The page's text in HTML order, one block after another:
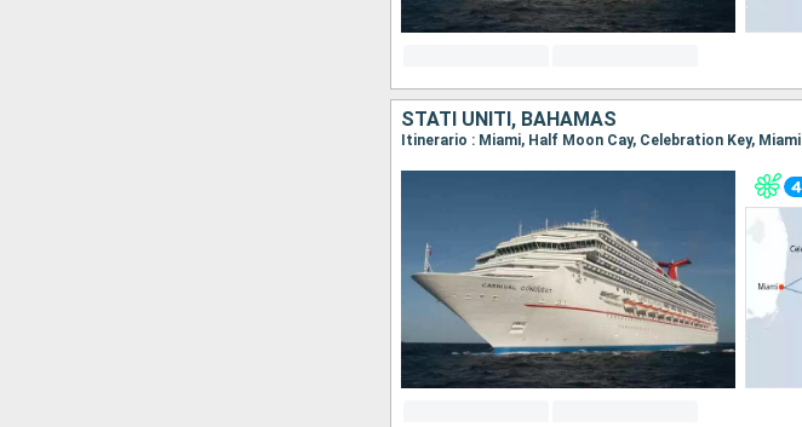
STATI UNITI, BAHAMAS
Itinerario : Miami, Half Moon Cay, Celebration Key, Miami